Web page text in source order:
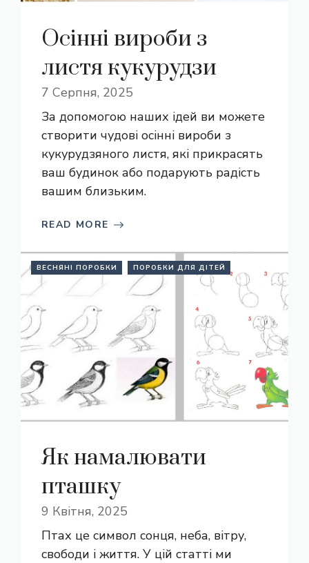
Осінні вироби з
листя кукурудзи
7 Серпня, 2025
За допомогою наших ідей ви можете
створити чудові осінні вироби з
кукурудзяного листя, які прикрасять
ваш будинок або подарують радість
вашим близьким.
READ MORE
ВЕСНЯНІ ПОРОБКИ ПОРОБКИ ДЛЯ ДІТЕЙ
Як намалювати
пташку
9 Квітня, 2025
Птах це символ сонця, неба, вітру,
свободи і життя. У цій статті ми